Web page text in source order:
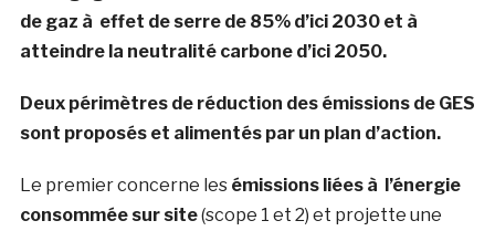
de gaz à effet de serre de 85% d’ici 2030 et à
atteindre la neutralité carbone d’ici 2050.
Deux périmètres de réduction des émissions de GES
sont proposés et alimentés par un plan d’action.
Le premier concerne les émissions liées à l’énergie
consommée sur site(scope 1 et 2) et projette une